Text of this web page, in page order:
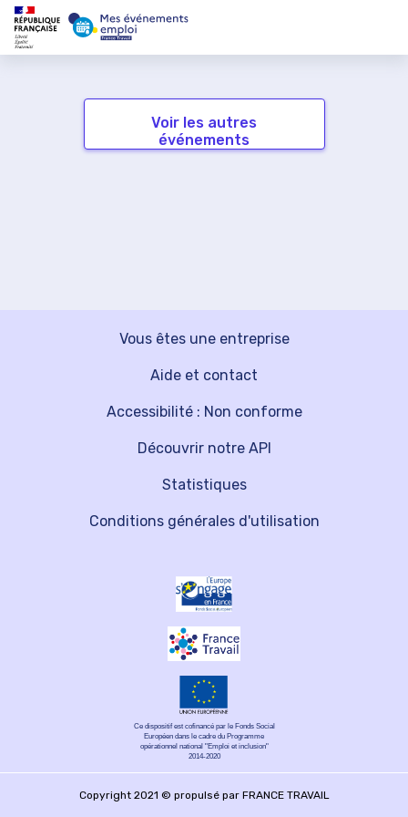
Voir les autres
événements
Vous êtes une entreprise
Découvrir notre API
Aide et contact
Statistiques
Accessibilité : Non conforme
Conditions générales d'utilisation
Ce dispositif est cofinancé par le Fonds Social
Européen dans le cadre du Programme
opérationnel national "Emploi et inclusion"
2014-2020
Copyright 2021 © propulsé par FRANCE TRAVAIL